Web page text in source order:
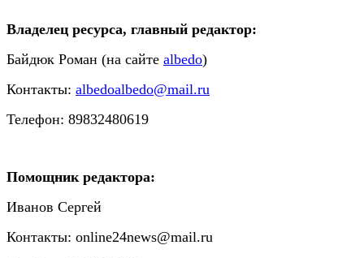
Владелец ресурса, главный редактор:
Байдюк Роман (на сайте albedo)
Контакты: albedoalbedo@mail.ru
Телефон: 89832480619
Помощник редактора:
Иванов Сергей
Контакты: online24news@mail.ru